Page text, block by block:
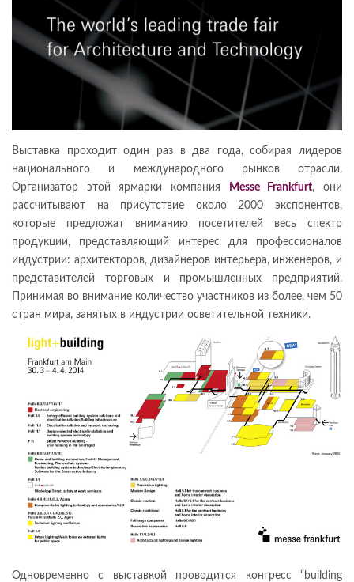
Выставка проходит один раз в два года, собирая лидеров
национального и международного рынков отрасли.
Организатор этой ярмарки компания
Messe Frankfurt, они
рассчитывают на присутствие около 2000 экспонентов,
которые предложат вниманию посетителей весь спектр
продукции, представляющий интерес для профессионалов
индустрии: архитекторов, дизайнеров интерьера, инженеров, и
представителей торговых и промышленных предприятий.
Принимая во внимание количество участников из более, чем 50
стран мира, занятых в индустрии осветительной техники.
Одновременно с выставкой проводится конгресс “building